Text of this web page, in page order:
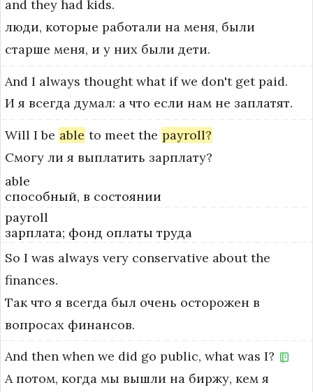
and they had kids.
люди, которые работали на меня, были
старше меня, и у них были дети.
And I always thought what if we don't get paid.
И я всегда думал: а что если нам не заплатят.
Will I be able to meet the payroll?
Смогу ли я выплатить зарплату?
able
способный, в состоянии
payroll
зарплата; фонд оплаты труда
So I was always very conservative about the
finances.
Так что я всегда был очень осторожен в
вопросах финансов.
And then when we did go public, what was I?
А потом, когда мы вышли на биржу, кем я